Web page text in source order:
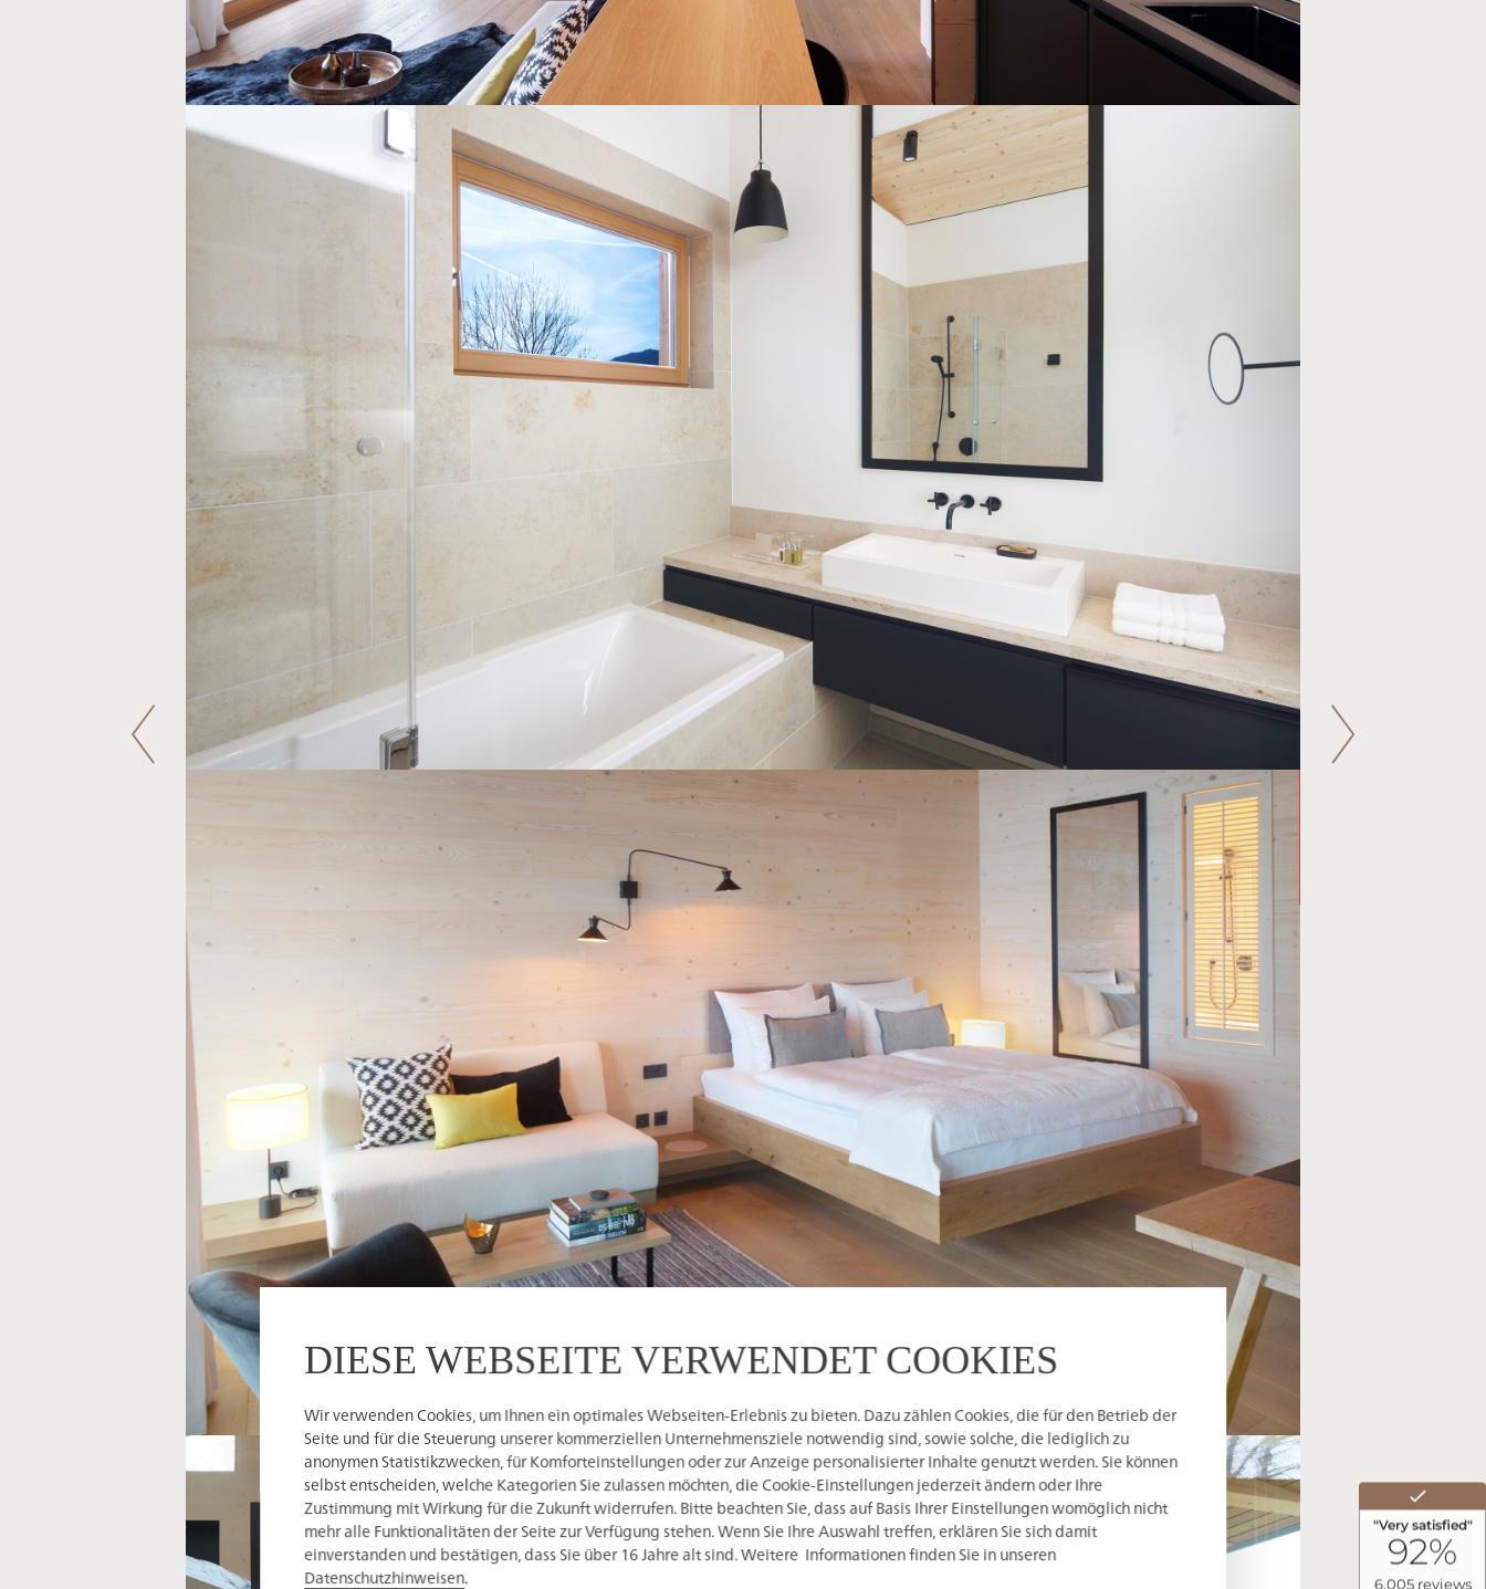
DIESE WEBSEITE VERWENDET COOKIES
Wir verwenden Cookies, um Ihnen ein optimales Webseiten-Erlebnis zu bieten. Dazu zählen Cookies, die für den Betrieb der
Seite und für die Steuerung unserer kommerziellen Unternehmensziele notwendig sind, sowie solche, die lediglich zu
anonymen Statistikzwecken, für Komforteinstellungen oder zur Anzeige personalisierter Inhalte genutzt werden. Sie können
selbst entscheiden, welche Kategorien Sie zulassen möchten, die Cookie-Einstellungen jederzeit ändern oder Ihre
Zustimmung mit Wirkung für die Zukunft widerrufen. Bitte beachten Sie, dass auf Basis Ihrer Einstellungen womöglich nicht
mehr alle Funktionalitäten der Seite zur Verfügung stehen. Wenn Sie Ihre Auswahl treffen, erklären Sie sich damit
einverstanden und bestätigen, dass Sie über 16 Jahre alt sind. Weitere Informationen finden Sie in unseren
Datenschutzhinweisen.